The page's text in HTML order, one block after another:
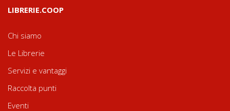
LIBRERIE.COOP
Chi siamo
Le Librerie
Servizi e vantaggi
Raccolta punti
Eventi